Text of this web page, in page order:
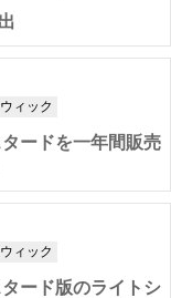
ィック
ードを一年間販売
ィック
ード版のライトシ